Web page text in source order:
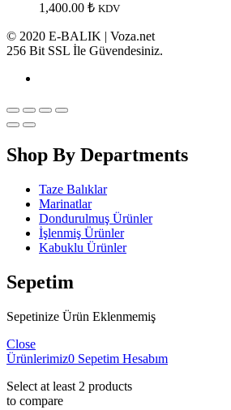
1,400.00 ₺ KDV
© 2020 E-BALIK | Voza.net
256 Bit SSL İle Güvendesiniz.
Shop By Departments
Taze Balıklar
Marinatlar
Dondurulmuş Ürünler
İşlenmiş Ürünler
Kabuklu Ürünler
Sepetim
Sepetinize Ürün Eklenmemiş
Close
Ürünlerimiz0 Sepetim Hesabım
Select at least 2 products
to compare